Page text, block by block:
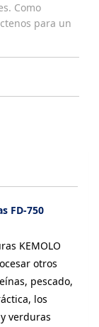
Como
para un
FD-750
KEMOLO
otros
pescado,
los
verduras